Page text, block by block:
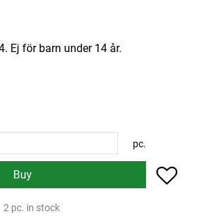
Ej för barn under 14 år.
pc.
Buy Add to
2 pc. in stock